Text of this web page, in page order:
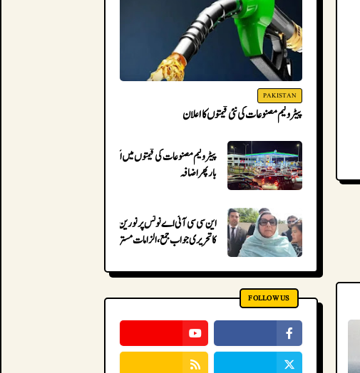
PAKISTAN
پیٹرولیم مصنوعات کی نئی قیمتوں کا اعلان
پیٹرولیم مصنوعات کی قیمتوں میں ایک
بار پھر اضافہ
این سی سی آئی اے نوٹس پر نورین نیازی
کا تحریری جواب جمع، الزامات مسترد
FOLLOW US